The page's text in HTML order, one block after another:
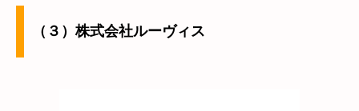
（３）株式会社ルーヴィス